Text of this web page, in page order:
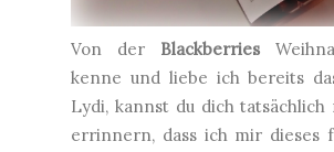
Von der Blackberries
kenne und liebe ich bereits
Lydi, kannst du dich tatsächlich
errinnern, dass ich mir dieses